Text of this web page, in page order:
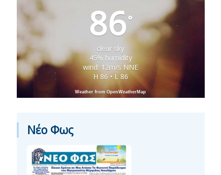
86°
clear sky
45% humidity
wind: 12m/s NNE
H 86 • L 86
Weather from OpenWeatherMap
Νέο Φως